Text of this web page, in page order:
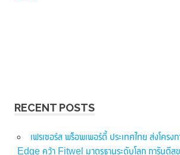
RECENT POSTS
เฟรเซอร์ส พร็อพเพอร์ตี้ ประเทศไทย ส่งโคร
Edge คว้า Fitwel มาตรฐานระดับโลก การันตีสุข